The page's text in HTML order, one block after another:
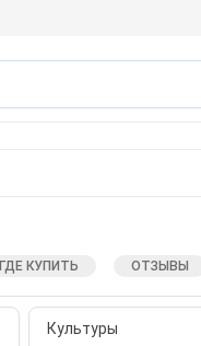
ГДЕ КУПИТЬ ОТЗЫВЫ
Культуры